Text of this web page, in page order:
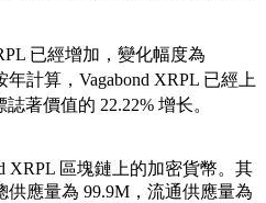
合約
已經增加，變化幅度為
年計算，Vagabond XRPL 已經上
著價值的 22.22% 增长。
XRPL 區塊鏈上的加密貨幣。其
供應量為 99.9M，流通供應量為